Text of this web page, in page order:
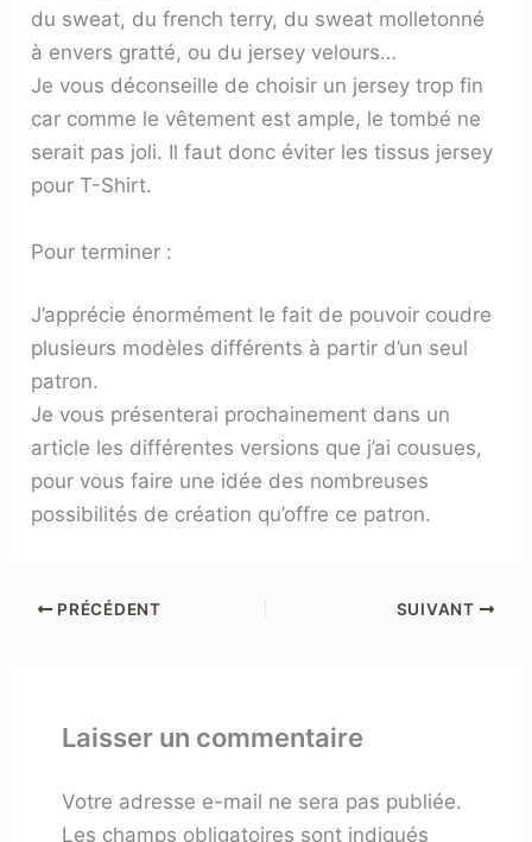
du sweat, du french terry, du sweat molletonné
à envers gratté, ou du jersey velours…
Je vous déconseille de choisir un jersey trop fin
car comme le vêtement est ample, le tombé ne
serait pas joli. Il faut donc éviter les tissus jersey
pour T-Shirt.
Pour terminer :
J’apprécie énormément le fait de pouvoir coudre
plusieurs modèles différents à partir d’un seul
patron.
Je vous présenterai prochainement dans un
article les différentes versions que j’ai cousues,
pour vous faire une idée des nombreuses
possibilités de création qu’offre ce patron.
PRÉCÉDENT SUIVANT
Laisser un commentaire
Votre adresse e-mail ne sera pas publiée.
Les champs obligatoires sont indiqués